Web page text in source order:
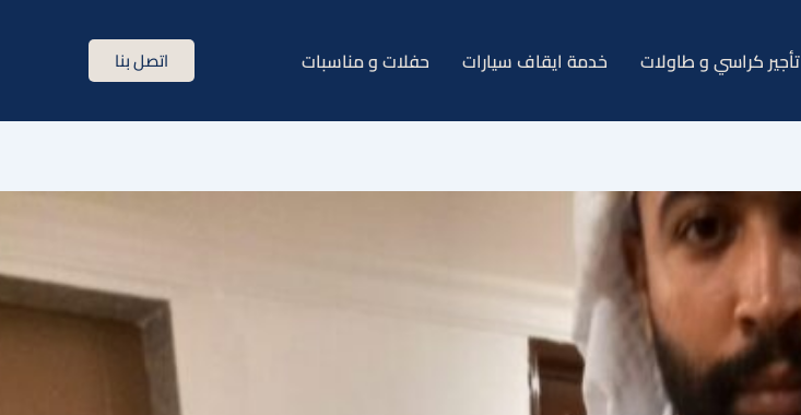
تأجير كراسي و طاولات خدمة ايقاف سيارات حفلات و مناسبات اتصل بنا